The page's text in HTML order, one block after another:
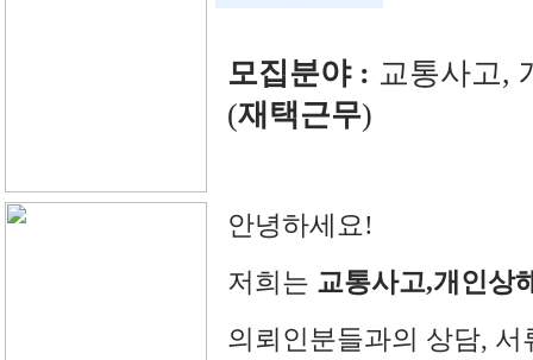
모집분야: 교통사고,
(재택근무)
안녕하세요!
저희는 교통사고,개인상
의뢰인분들과의 상담, 서